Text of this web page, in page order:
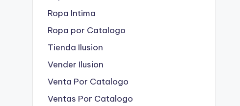
Ropa Intima
Ropa por Catalogo
Tienda Ilusion
Vender Ilusion
Venta Por Catalogo
Ventas Por Catalogo